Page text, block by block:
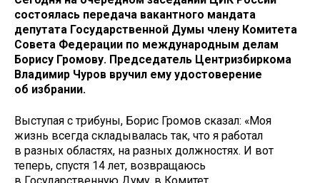
состоялась передача вакантного мандата
депутата Государственной Думы члену Комитета
Совета Федерации по международным делам
Борису Громову. Председатель Центризбиркома
Владимир Чуров вручил ему удостоверение
об избрании.
Выступая с трибуны, Борис Громов сказал: «Моя
жизнь всегда складывалась так, что я работал
в разных областях, на разных должностях. И вот
теперь, спустя 14 лет, возвращаюсь